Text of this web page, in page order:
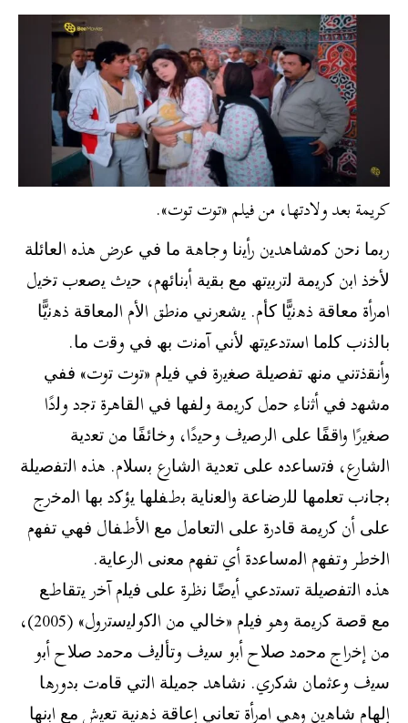
كريمة بعد ولادتها، من فيلم «توت توت».
رﺑﻣﺎ ﻧﺣن ﻛﻣﺷﺎھدﯾن رأﯾﻧﺎ وﺟﺎھﺔ ﻣﺎ ﻓﻲ ﻋرض ھذه اﻟﻌﺎﺋﻠﺔ
ﻷﺧذ اﺑن ﻛرﯾﻣﺔ ﻟﺗرﺑﯾﺗﮫ ﻣﻊ ﺑﻘﯾﺔ أﺑﻧﺎﺋﮭم، ﺣﯾث ﯾﺻﻌب ﺗﺧﯾل
اﻣرأة ﻣﻌﺎﻗﺔ ذھﻧﯾًّﺎ ﻛﺄم. ﯾﺷﻌرﻧﻲ ﻣﻧطق اﻷم اﻟﻣﻌﺎﻗﺔ ذھﻧﯾًّﺎ
ﺑﺎﻟذﻧب ﻛﻠﻣﺎ اﺳﺗدﻋﯾﺗﮫ ﻷﻧﻲ آﻣﻧت ﺑﮫ ﻓﻲ وﻗت ﻣﺎ.
وأﻧﻘذﺗﻧﻲ ﻣﻧﮫ ﺗﻔﺻﯾﻠﺔ ﺻﻐﯾرة ﻓﻲ ﻓﯾﻠم «ﺗوت ﺗوت» ﻓﻔﻲ
ﻣﺷﮭد ﻓﻲ أﺛﻧﺎء ﺣﻣل ﻛرﯾﻣﺔ وﻟﻔﮭﺎ ﻓﻲ اﻟﻘﺎھرة ﺗﺟد وﻟدًا
ﺻﻐﯾرًا واﻗﻔًﺎ ﻋﻠﻰ اﻟرﺻﯾف وﺣﯾدًا، وﺧﺎﺋﻔًﺎ ﻣن ﺗﻌدﯾﺔ
اﻟﺷﺎرع، ﻓﺗﺳﺎﻋده ﻋﻠﻰ ﺗﻌدﯾﺔ اﻟﺷﺎرع ﺑﺳﻼم. ھذه اﻟﺗﻔﺻﯾﻠﺔ
ﺑﺟﺎﻧب ﺗﻌﻠﻣﮭﺎ ﻟﻠرﺿﺎﻋﺔ واﻟﻌﻧﺎﯾﺔ ﺑطﻔﻠﮭﺎ ﯾؤﻛد ﺑﮭﺎ اﻟﻣﺧرج
ﻋﻠﻰ أن ﻛرﯾﻣﺔ ﻗﺎدرة ﻋﻠﻰ اﻟﺗﻌﺎﻣل ﻣﻊ اﻷطﻔﺎل ﻓﮭﻲ ﺗﻔﮭم
اﻟﺧطر وﺗﻔﮭم اﻟﻣﺳﺎﻋدة أي ﺗﻔﮭم ﻣﻌﻧﻰ اﻟرﻋﺎﯾﺔ.
ھذه اﻟﺗﻔﺻﯾﻠﺔ ﺗﺳﺗدﻋﻲ أﯾﺿًﺎ ﻧظرة ﻋﻠﻰ ﻓﯾﻠم آﺧر ﯾﺗﻘﺎطﻊ
ﻣﻊ ﻗﺻﺔ ﻛرﯾﻣﺔ وھو ﻓﯾﻠم «ﺧﺎﻟﻲ ﻣن اﻟﻛوﻟﯾﺳﺗرول» (2005)،
ﻣن إﺧراج ﻣﺣﻣد ﺻﻼح أﺑو ﺳﯾف وﺗﺄﻟﯾف ﻣﺣﻣد ﺻﻼح أﺑو
ﺳﯾف وﻋﺛﻣﺎن ﺷﻛري. ﻧﺷﺎھد ﺟﻣﯾﻠﺔ اﻟﺗﻲ ﻗﺎﻣت ﺑدورھﺎ
إﻟﮭﺎم ﺷﺎھﯾن وھﻲ اﻣرأة ﺗﻌﺎﻧﻲ إﻋﺎﻗﺔ ذھﻧﯾﺔ ﺗﻌﯾش ﻣﻊ اﺑﻧﮭﺎ